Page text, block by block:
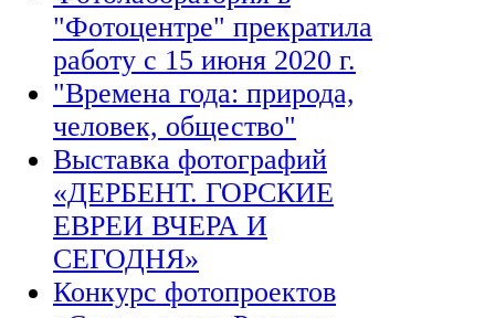
"Фотоцентре" прекратила
работу с 15 июня 2020 г.
"Времена года: природа,
человек, общество"
Выставка фотографий
«ДЕРБЕНТ. ГОРСКИЕ
ЕВРЕИ ВЧЕРА И
СЕГОДНЯ»
Конкурс фотопроектов